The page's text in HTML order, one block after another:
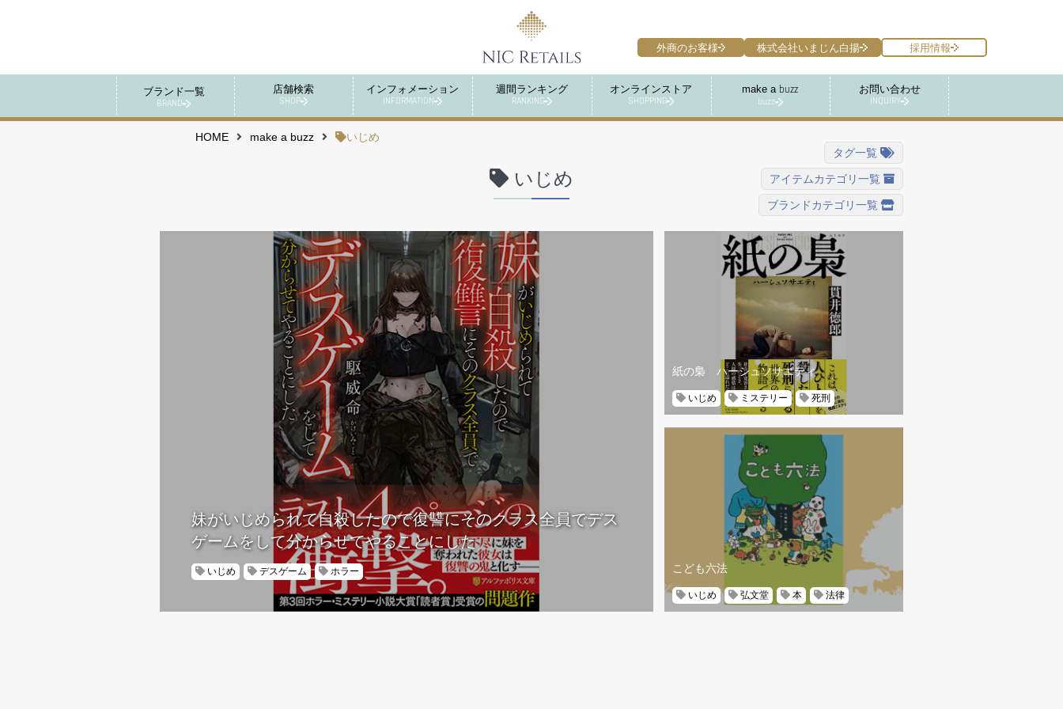
ブランド一覧
BRAND
店舗検索
SHOP
インフォメーション
INFORMATION
週間ランキング
RANKING
オンラインストア
SHOPPING
make a buzz
buzz
お問い合わせ
INQUIRY
外商のお客様 株式会社いまじん白揚 採用情報
HOME make a buzz いじめ
いじめ
タグ一覧
アイテムカテゴリ一覧
ブランドカテゴリ一覧
妹がいじめられて自殺したので復讐にそのクラス全員でデス
ゲームをして分からせてやることにした
いじめ デスゲーム ホラー
紙の梟 ハーシュソサエティ
いじめ ミステリー 死刑
こども六法
いじめ 弘文堂 本 法律